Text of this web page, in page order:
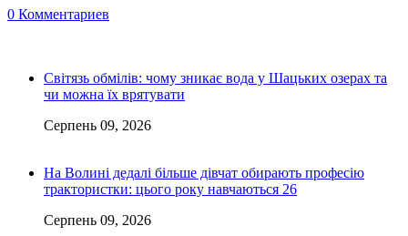
0 Комментариев
Світязь обмілів: чому зникає вода у Шацьких озерах та
чи можна їх врятувати
Серпень 09, 2026
На Волині дедалі більше дівчат обирають професію
трактористки: цього року навчаються 26
Серпень 09, 2026